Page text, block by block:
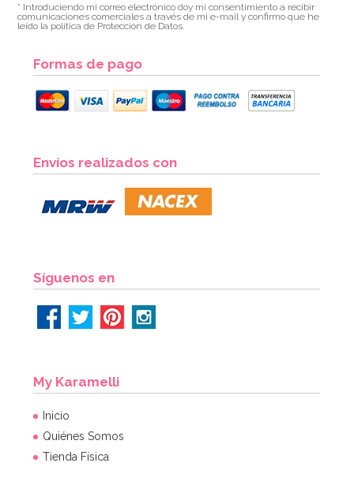
7,95€
* Introduciendo mi correo electrónico doy mi consentimiento a recibir
comunicaciones comerciales a través de mi e-mail y confirmo que he
leído la política de Protección de Datos.
Formas de pago
Envíos realizados con
Síguenos en
My Karamelli
Inicio
Quiénes Somos
Tienda Física